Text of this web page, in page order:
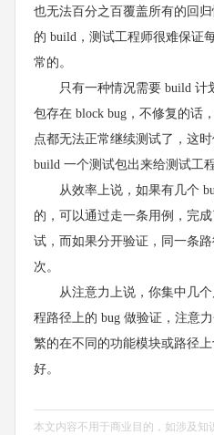
也无法百分之百覆盖所有的回
的 build，测试工程师很难保证
常的。
只有一种情况需要 build 计
包存在 block bug，不修复的话
点都无法正常继续测试了，这
build 一个测试包出来给测试工程
从效率上说，如果有几个
的，可以通过走一条用例，完
试，而如果分开验证，同一条
次。
从注意力上说，你集中几个
程路径上的 bug 做验证，注意
繁的在不同的功能模块或路径
好。
本文内容不用于商业目的，如涉及知